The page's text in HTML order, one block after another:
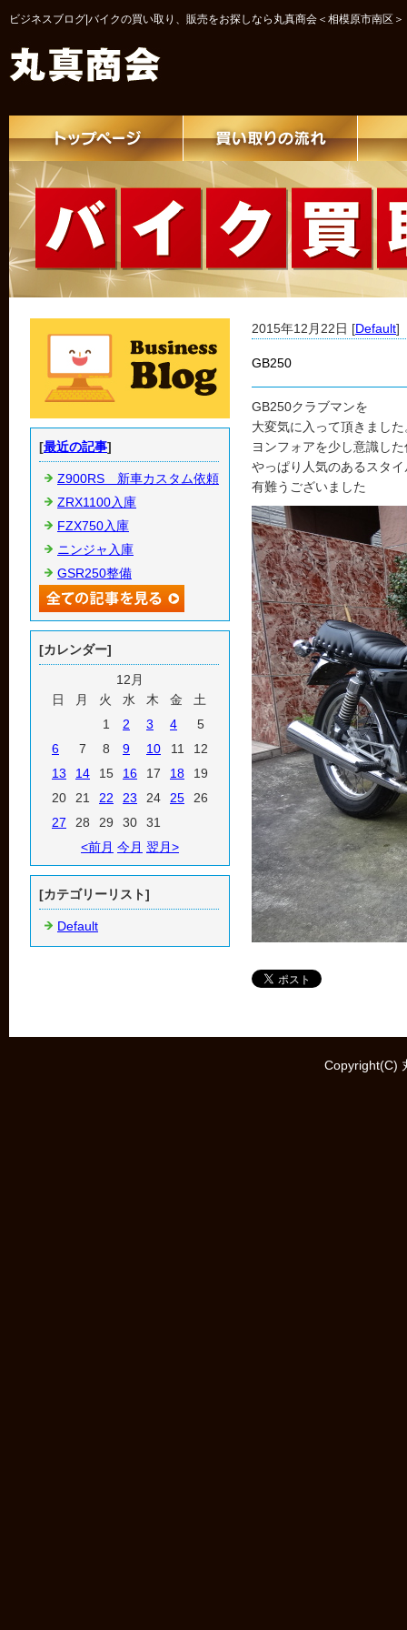
ビジネスブログ|バイクの買い取り、販売をお探しなら丸真商会＜相模原市南区＞
2015年12月22日 [Default]
GB250
GB250クラブマンを
大変気に入って頂きました
ヨンフォアを少し意識し
やっぱり人気のあるスタ
有難うございました
[最近の記事]
Z900RS 新車カスタム依頼
ZRX1100入庫
FZX750入庫
ニンジャ入庫
GSR250整備
[カレンダー]
12月
日
月 火 水 木 金
土
1
2 3 4
5
6
7 8 9 10 11
12
13
14 15 16 17 18
19
20
21 22 23 24 25
26
27
28 29 30
31
<前月 今月 翌月>
[カテゴリーリスト]
Default
Copyright(C)